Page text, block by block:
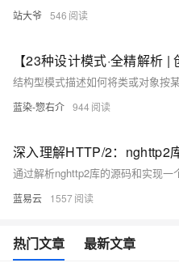
站大爷 546
蓝染-惣右介 944
深入理解HTTP/2：nghttp2
蓝易云 1557
热门文章 最新文章